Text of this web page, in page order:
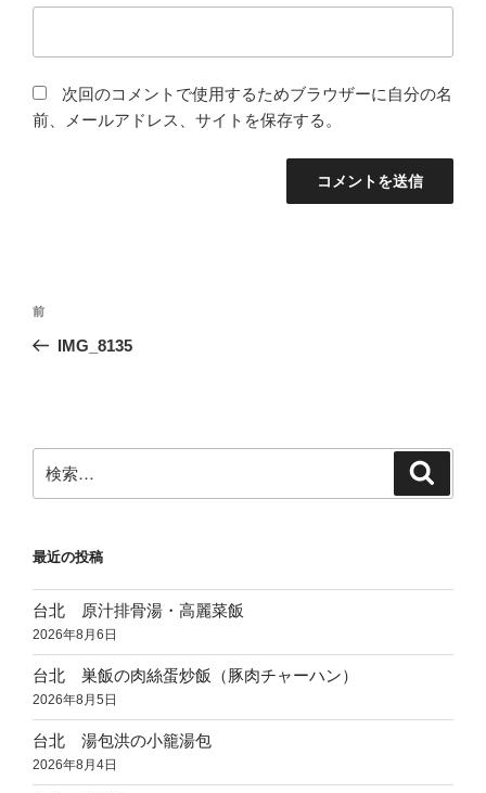
次回のコメントで使用するためブラウザーに自分の名
前、メールアドレス、サイトを保存する。
投
ナ
ー
シ
前
の
前
IMG_8135
索:
最近の投稿
台北 原汁排骨湯・高麗菜飯
2026年8月6日
台北 巣飯の肉絲蛋炒飯（豚肉チャーハン）
2026年8月5日
台北 湯包洪の小籠湯包
2026年8月4日